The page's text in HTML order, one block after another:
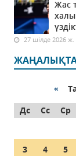
Жас
27 шілде 2026 ж.
«
Дс
Сс Ср
3
4 5